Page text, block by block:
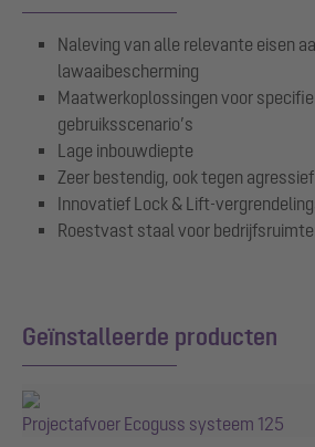
Naleving van alle relevante eisen
lawaaibescherming
Maatwerkoplossingen voor
gebruiksscenario’s
Lage inbouwdiepte
Zeer bestendig, ook tegen
Innovatief Lock & Lift-
Roestvast staal voor
Geïnstalleerde producten
Projectafvoer Ecoguss systeem 125